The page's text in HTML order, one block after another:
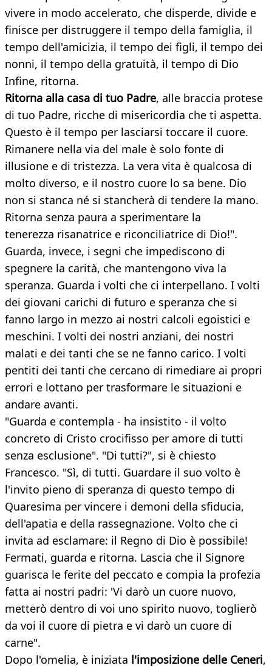
vivere in modo accelerato, che disperde, divide e
finisce per distruggere il tempo della famiglia, il
tempo dell'amicizia, il tempo dei figli, il tempo dei
nonni, il tempo della gratuità, il tempo di Dio
Infine, ritorna.
Ritorna alla casa di tuo Padre, alle braccia protese
di tuo Padre, ricche di misericordia che ti aspetta.
Questo è il tempo per lasciarsi toccare il cuore.
Rimanere nella via del male è solo fonte di
illusione e di tristezza. La vera vita è qualcosa di
molto diverso, e il nostro cuore lo sa bene. Dio
non si stanca né si stancherà di tendere la mano.
Ritorna senza paura a sperimentare la
tenerezza risanatrice e riconciliatrice di Dio!".
Guarda, invece, i segni che impediscono di
spegnere la carità, che mantengono viva la
speranza. Guarda i volti che ci interpellano. I volti
dei giovani carichi di futuro e speranza che si
fanno largo in mezzo ai nostri calcoli egoistici e
meschini. I volti dei nostri anziani, dei nostri
malati e dei tanti che se ne fanno carico. I volti
pentiti dei tanti che cercano di rimediare ai propri
errori e lottano per trasformare le situazioni e
andare avanti.
"Guarda e contempla - ha insistito - il volto
concreto di Cristo crocifisso per amore di tutti
senza esclusione". "Di tutti?", si è chiesto
Francesco. "Sì, di tutti. Guardare il suo volto è
l'invito pieno di speranza di questo tempo di
Quaresima per vincere i demoni della sfiducia,
dell'apatia e della rassegnazione. Volto che ci
invita ad esclamare: il Regno di Dio è possibile!
Fermati, guarda e ritorna. Lascia che il Signore
guarisca le ferite del peccato e compia la profezia
fatta ai nostri padri: 'Vi darò un cuore nuovo,
metterò dentro di voi uno spirito nuovo, toglierò
da voi il cuore di pietra e vi darò un cuore di
carne".
Dopo l'omelia, è iniziata l'imposizione delle Ceneri,